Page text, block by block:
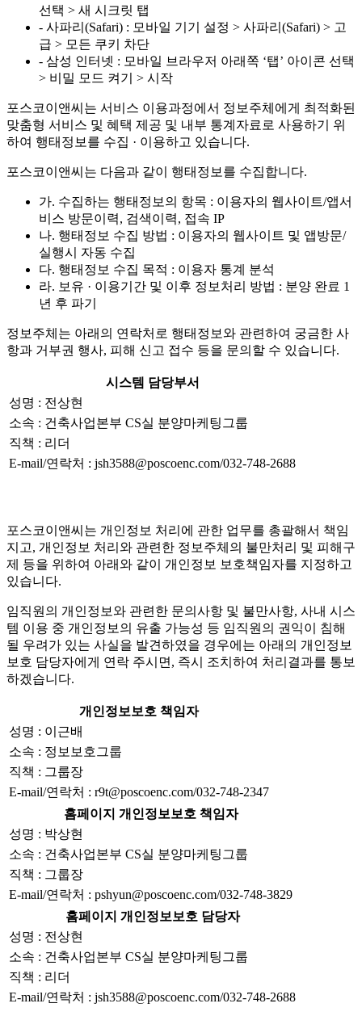
선택 > 새 시크릿 탭
- 사파리(Safari) : 모바일 기기 설정 > 사파리(Safari) > 고
급 > 모든 쿠키 차단
- 삼성 인터넷 : 모바일 브라우저 아래쪽 ‘탭’ 아이콘 선택
> 비밀 모드 켜기 > 시작
포스코이앤씨는 서비스 이용과정에서 정보주체에게 최적화된
맞춤형 서비스 및 혜택 제공 및 내부 통계자료로 사용하기 위
하여 행태정보를 수집 · 이용하고 있습니다.
포스코이앤씨는 다음과 같이 행태정보를 수집합니다.
가. 수집하는 행태정보의 항목 : 이용자의 웹사이트/앱서
비스 방문이력, 검색이력, 접속 IP
나. 행태정보 수집 방법 : 이용자의 웹사이트 및 앱방문/
실행시 자동 수집
다. 행태정보 수집 목적 : 이용자 통계 분석
라. 보유 · 이용기간 및 이후 정보처리 방법 : 분양 완료 1
년 후 파기
정보주체는 아래의 연락처로 행태정보와 관련하여 궁금한 사
항과 거부권 행사, 피해 신고 접수 등을 문의할 수 있습니다.
시스템 담당부서
성명 : 전상현
소속 : 건축사업본부 CS실 분양마케팅그룹
직책 : 리더
E-mail/연락처 : jsh3588@poscoenc.com/032-748-2688
포스코이앤씨는 개인정보 처리에 관한 업무를 총괄해서 책임
지고, 개인정보 처리와 관련한 정보주체의 불만처리 및 피해구
제 등을 위하여 아래와 같이 개인정보 보호책임자를 지정하고
있습니다.
임직원의 개인정보와 관련한 문의사항 및 불만사항, 사내 시스
템 이용 중 개인정보의 유출 가능성 등 임직원의 권익이 침해
될 우려가 있는 사실을 발견하였을 경우에는 아래의 개인정보
보호 담당자에게 연락 주시면, 즉시 조치하여 처리결과를 통보
하겠습니다.
개인정보보호 책임자
성명 : 이근배
소속 : 정보보호그룹
직책 : 그룹장
E-mail/연락처 : r9t@poscoenc.com/032-748-2347
홈페이지 개인정보보호 책임자
성명 : 박상현
소속 : 건축사업본부 CS실 분양마케팅그룹
직책 : 그룹장
E-mail/연락처 : pshyun@poscoenc.com/032-748-3829
홈페이지 개인정보보호 담당자
성명 : 전상현
소속 : 건축사업본부 CS실 분양마케팅그룹
직책 : 리더
E-mail/연락처 : jsh3588@poscoenc.com/032-748-2688